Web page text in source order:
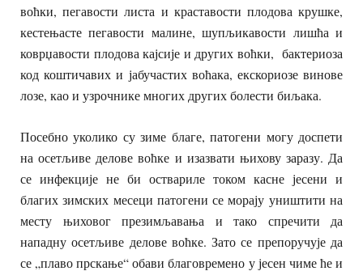
воћки, пегавости листа и краставости плодова крушке,
кестењасте пегавости малине, шупљикавости лишћа и
коврџавости плодова кајсије и других воћки, бактериоза
код коштичавих и јабучастих воћака, екскориозе винове
лозе, као и узрочнике многих других болести биљака.
Посебно уколико су зиме благе, патогени могу доспети
на осетљиве делове воћке и изазвати њихову заразу. Да
се инфекције не би оствариле током касне јесени и
благих зимских месеци патогени се морају уништити на
месту њиховог презимљавања и тако спречити да
нападну осетљиве делове воћке. Зато се препоручује да
се „плаво прскање“ обави благовремено у јесен чиме ће и